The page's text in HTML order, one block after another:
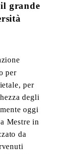
grande
per
per
degli
oggi
Mestre in
da